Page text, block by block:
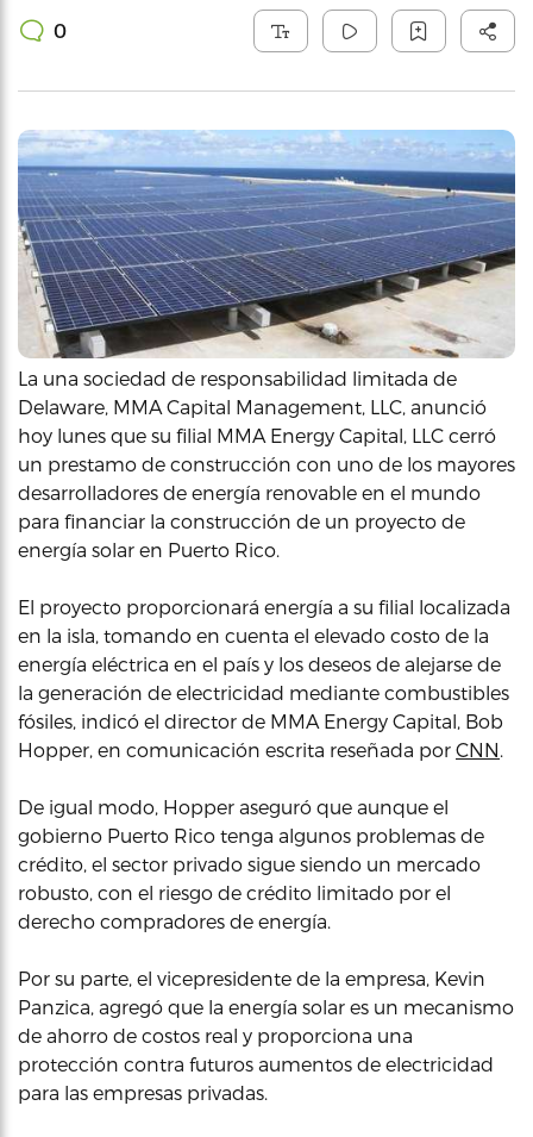
0
La una sociedad de responsabilidad limitada de
Delaware, MMA Capital Management, LLC, anunció
hoy lunes que su filial MMA Energy Capital, LLC cerró
un prestamo de construcción con uno de los mayores
desarrolladores de energía renovable en el mundo
para financiar la construcción de un proyecto de
energía solar en Puerto Rico.
El proyecto proporcionará energía a su filial localizada
en la isla, tomando en cuenta el elevado costo de la
energía eléctrica en el país y los deseos de alejarse de
la generación de electricidad mediante combustibles
fósiles, indicó el director de MMA Energy Capital, Bob
Hopper, en comunicación escrita reseñada por CNN.
De igual modo, Hopper aseguró que aunque el
gobierno Puerto Rico tenga algunos problemas de
crédito, el sector privado sigue siendo un mercado
robusto, con el riesgo de crédito limitado por el
derecho compradores de energía.
Por su parte, el vicepresidente de la empresa, Kevin
Panzica, agregó que la energía solar es un mecanismo
de ahorro de costos real y proporciona una
protección contra futuros aumentos de electricidad
para las empresas privadas.